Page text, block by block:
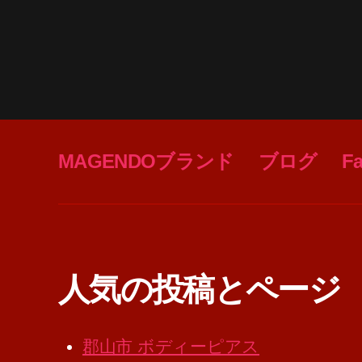
MAGENDOブランド ブログ
人気の投稿とページ
郡山市 ボディーピアス